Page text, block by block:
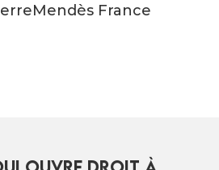
France